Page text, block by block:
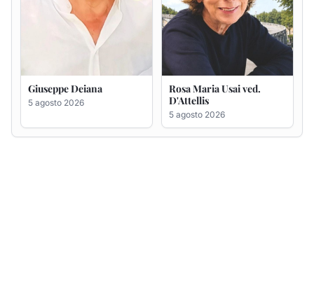
Giuseppe Deiana
5 agosto 2026
Rosa Maria Usai ved.
D'Attellis
5 agosto 2026